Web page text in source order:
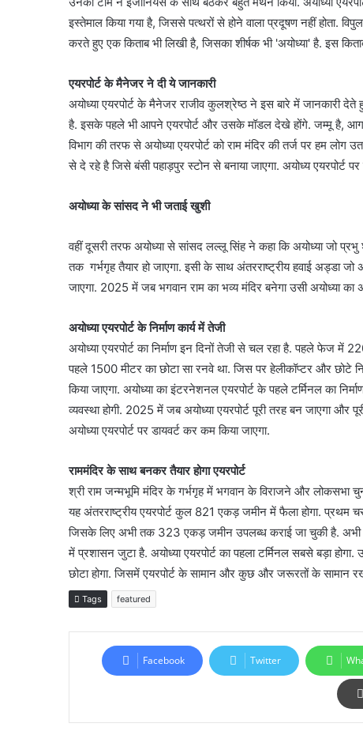
इस्तेमाल किया गया है, जिससे पत्थरों से होने वाला प्रदूषण नहीं होता.
करते हुए एक किताब भी लिखी है, जिसका शीर्षक भी 'अयोध्या' है. इस
एयरपोर्ट के मैनेजर ने दी ये जानकारी
अयोध्या एयरपोर्ट के मैनेजर राजीव कुलश्रेष्ठ ने इस बारे में जानकारी देते
है. इसके पहले भी आपने एयरपोर्ट और उसके मॉडल देखे होंगे. जम्मू है,
विभाग की तरफ से अयोध्या एयरपोर्ट को राम मंदिर की तर्ज पर हम
से दे रहे है जिसे बंसी पहाड़पुर स्टोन से बनाया जाएगा. अयोध्य एयरपोर्ट
अयोध्या के सांसद ने भी जताई खुशी
वहीं दूसरी तरफ अयोध्या से सांसद लल्लू सिंह ने कहा कि अयोध्या जो प्रभु
तक गर्भगृह तैयार हो जाएगा. इसी के साथ अंतरराष्ट्रीय हवाई अड्डा जो
जाएगा. 2025 में जब भगवान राम का भव्य मंदिर बनेगा उसी अयोध्या का
अयोध्या एयरपोर्ट के निर्माण कार्य में तेजी
अयोध्या एयरपोर्ट का निर्माण इन दिनों तेजी से चल रहा है. पहले फेज में
पहले 1500 मीटर का छोटा सा रनवे था. जिस पर हेलीकॉप्टर और छोटे
किया जाएगा. अयोध्या का इंटरनेशनल एयरपोर्ट के पहले टर्मिनल का
व्यवस्था होगी. 2025 में जब अयोध्या एयरपोर्ट पूरी तरह बन जाएगा और
अयोध्या एयरपोर्ट पर डायवर्ट कर कम किया जाएगा.
राममंदिर के साथ बनकर तैयार होगा एयरपोर्ट
श्री राम जन्मभूमि मंदिर के गर्भगृह में भगवान के विराजने और लोकसभा
यह अंतरराष्ट्रीय एयरपोर्ट कुल 821 एकड़ जमीन में फैला होगा. प्रथम
जिसके लिए अभी तक 323 एकड़ जमीन उपलब्ध कराई जा चुकी है. अभी
में प्रशासन जुटा है. अयोध्या एयरपोर्ट का पहला टर्मिनल सबसे बड़ा
छोटा होगा. जिसमें एयरपोर्ट के सामान और कुछ और जरूरतों के सामान
Tags featured
Facebook Twitter